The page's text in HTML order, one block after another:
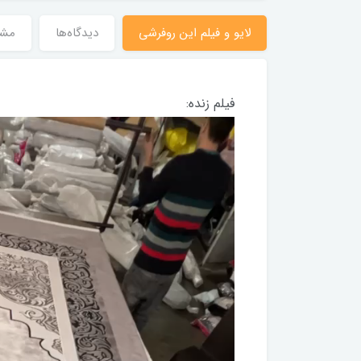
لایو و فیلم این روفرشی دیدگاه‌ها
فیلم زنده: